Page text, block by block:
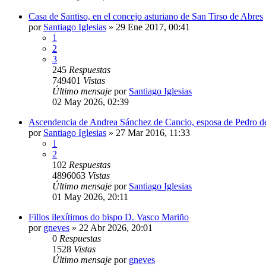
Casa de Santiso, en el concejo asturiano de San Tirso de Abres
por Santiago Iglesias » 29 Ene 2017, 00:41
1
2
3
245 Respuestas
749401 Vistas
Último mensaje por Santiago Iglesias
02 May 2026, 02:39
Ascendencia de Andrea Sánchez de Cancio, esposa de Pedro
por Santiago Iglesias » 27 Mar 2016, 11:33
1
2
102 Respuestas
4896063 Vistas
Último mensaje por Santiago Iglesias
01 May 2026, 20:11
Fillos ilexítimos do bispo D. Vasco Mariño
por gneves » 22 Abr 2026, 20:01
0 Respuestas
1528 Vistas
Último mensaje por gneves